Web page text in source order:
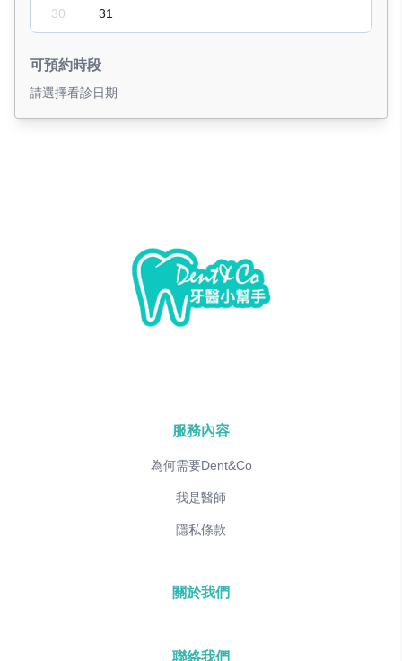
30
31
可預約時段
請選擇看診日期
服務內容
為何需要Dent&Co
我是醫師
隱私條款
關於我們
聯絡我們